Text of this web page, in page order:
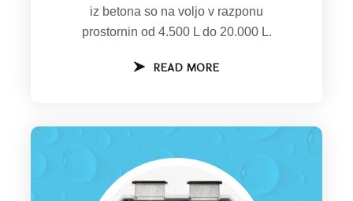
iz betona so na voljo v razponu
prostornin od 4.500 L do 20.000 L.
READ MORE